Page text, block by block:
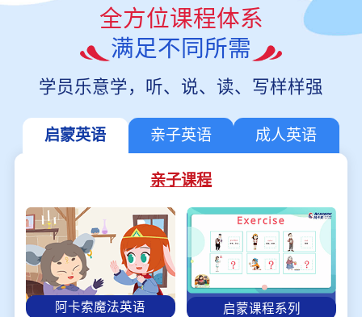
全方位课程体系
满足不同所需
学员乐意学，听、说、读、写样样强
启蒙英语 亲子英语 成人英语
亲子课程
阿卡索魔法英语 启蒙课程系列